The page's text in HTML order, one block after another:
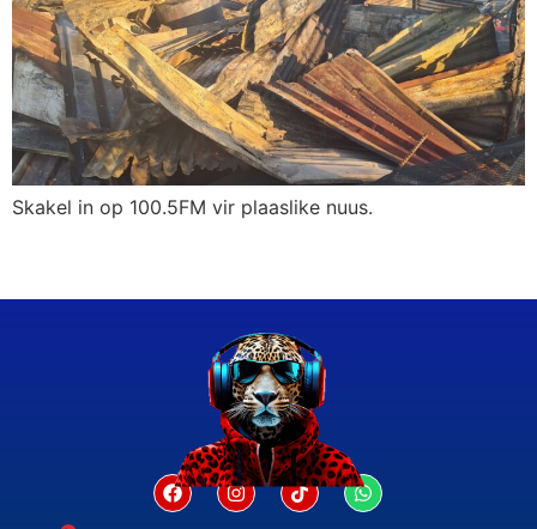
Skakel in op 100.5FM vir plaaslike nuus.